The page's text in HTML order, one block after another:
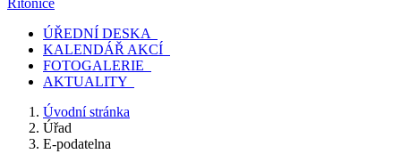
Řitonice
ÚŘEDNÍ DESKA
KALENDÁŘ AKCÍ
FOTOGALERIE
AKTUALITY
Úvodní stránka
Úřad
E-podatelna